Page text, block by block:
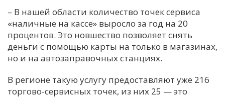
Я
– В нашей области количество точек сервиса
«наличные на кассе» выросло за год на 20
процентов. Это новшество позволяет снять
деньги с помощью карты на только в магазинах,
но и на автозаправочных станциях.
В регионе такую услугу предоставляют уже 216
торгово-сервисных точек, из них 25 — это